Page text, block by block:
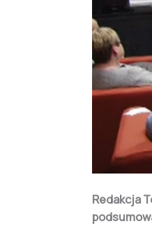
Redakcja